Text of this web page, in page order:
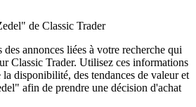
de Classic Trader
annonces liées à votre recherche qui
Classic Trader. Utilisez ces informations
disponibilité, des tendances de valeur et
afin de prendre une décision d'achat